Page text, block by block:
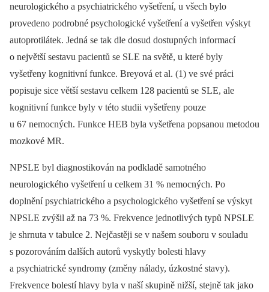
neurologického a psychiatrického vyšetření, u všech bylo
provedeno podrobné psychologické vyšetření a vyšetřen výskyt
autoprotilátek. Jedná se tak dle dosud dostupných informací
o největší sestavu pacientů se SLE na světě, u které byly
vyšetřeny kognitivní funkce. Breyová et al. (1) ve své práci
popisuje sice větší sestavu celkem 128 pacientů se SLE, ale
kognitivní funkce byly v této studii vyšetřeny pouze
u 67 nemocných. Funkce HEB byla vyšetřena popsanou metodou
mozkové MR.
NPSLE byl diagnostikován na podkladě samotného
neurologického vyšetření u celkem 31 % nemocných. Po
doplnění psychiatrického a psychologického vyšetření se výskyt
NPSLE zvýšil až na 73 %. Frekvence jednotlivých typů NPSLE
je shrnuta v tabulce 2. Nejčastěji se v našem souboru v souladu
s pozorováním dalších autorů vyskytly bolesti hlavy
a psychiatrické syndromy (změny nálady, úzkostné stavy).
Frekvence bolestí hlavy byla v naší skupině nižší, stejně tak jako